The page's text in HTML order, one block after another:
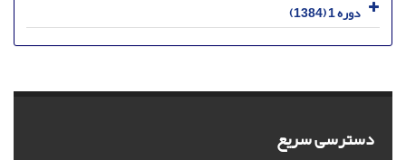
دوره 1 (1384)
دسترسی سریع